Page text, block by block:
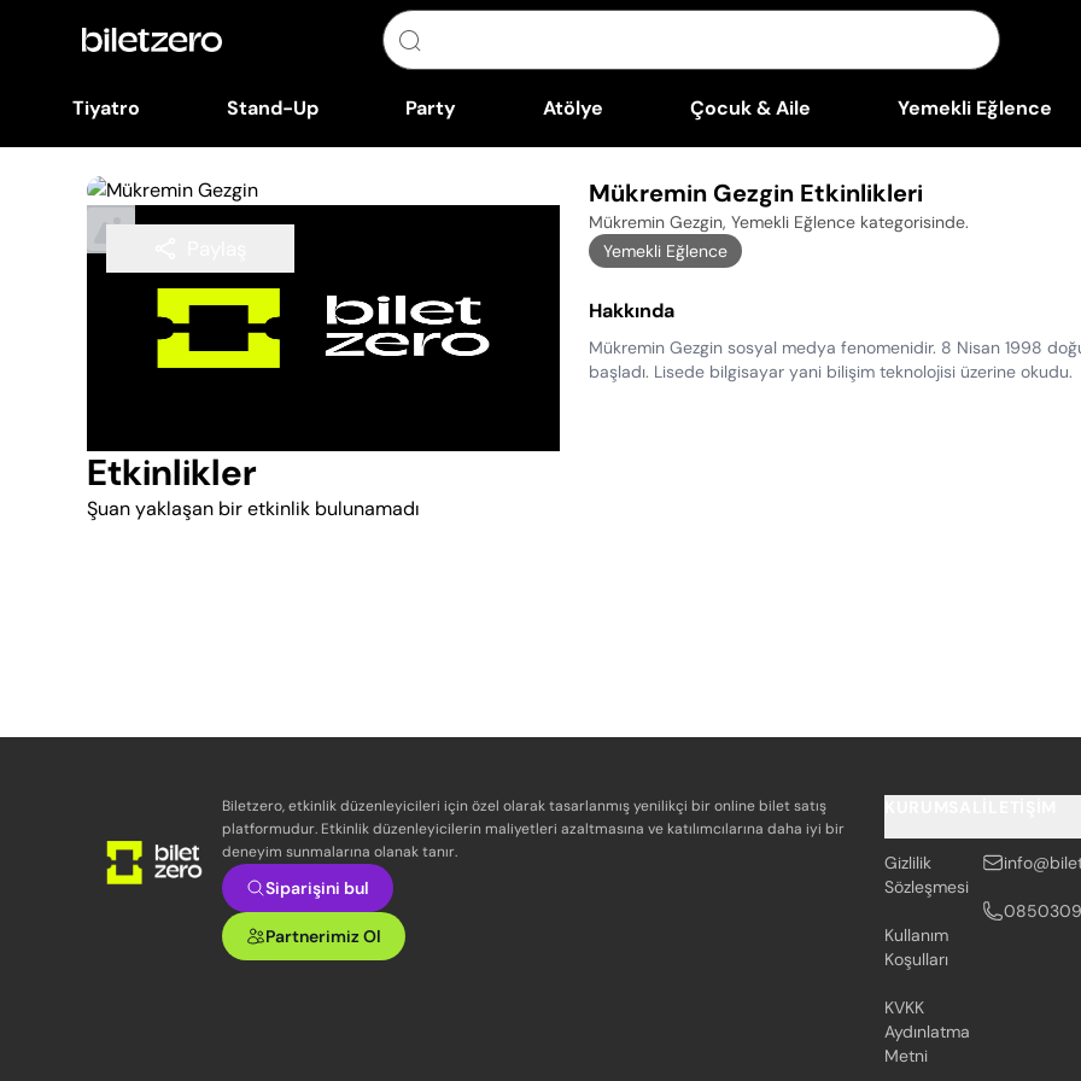
Tiyatro Stand-Up Party Atölye Çocuk & Aile Yemekli Eğlence
Mükremin Gezgin Etkinlikleri
Mükremin Gezgin, Yemekli Eğlence kategorisinde.
Yemekli Eğlence
Hakkında
Mükremin Gezgin sosyal medya fenomenidir. 8 Nisan 1998
başladı. Lisede bilgisayar yani bilişim teknolojisi üzerine okudu.
Etkinlikler
Şuan yaklaşan bir etkinlik bulunamadı
Biletzero, etkinlik düzenleyicileri için özel olarak tasarlanmış yenilikçi bir online bilet satış
platformudur. Etkinlik düzenleyicilerin maliyetleri azaltmasına ve katılımcılarına daha iyi bir
deneyim sunmalarına olanak tanır.
Siparişini bul
Partnerimiz Ol
Gizlilik
Sözleşmesi
Kullanım
Koşulları
KVKK
Aydınlatma
Metni